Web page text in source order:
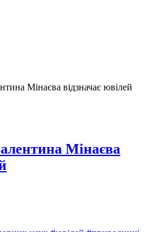
Мінаєва відзначає ювілей
Мінаєва